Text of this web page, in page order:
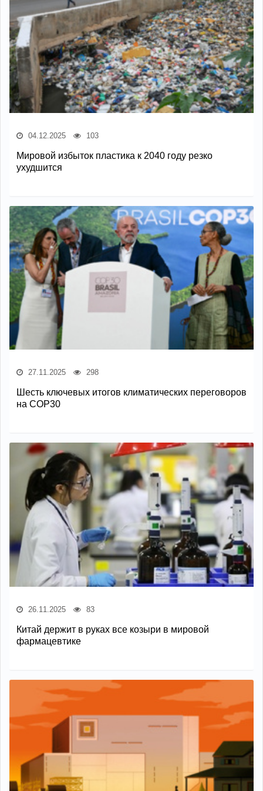
04.12.2025 103
Мировой избыток пластика к 2040 году резко
ухудшится
27.11.2025 298
Шесть ключевых итогов климатических переговоров
на COP30
26.11.2025 83
Китай держит в руках все козыри в мировой
фармацевтике